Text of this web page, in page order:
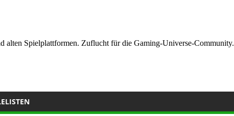
alten Spielplattformen. Zuflucht für die Gaming-Universe-Community.